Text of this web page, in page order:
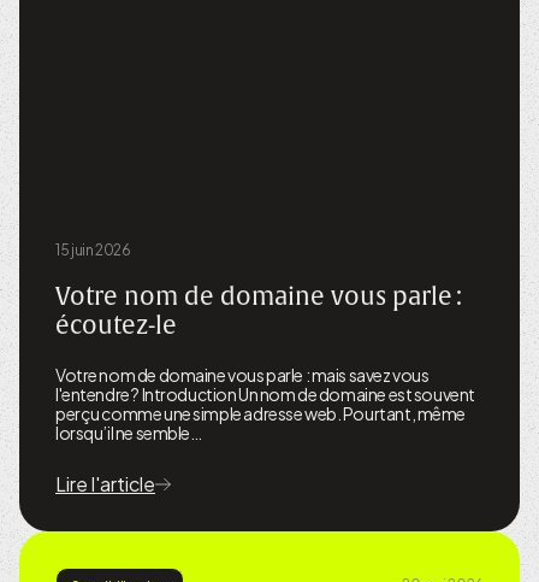
15 juin 2026
Votre nom de domaine vous parle :
écoutez-le
Votre nom de domaine vous parle : mais savez vous
l'entendre ? Introduction Un nom de domaine est souvent
perçu comme une simple adresse web. Pourtant, même
lorsqu’il ne semble…
Lire l'article